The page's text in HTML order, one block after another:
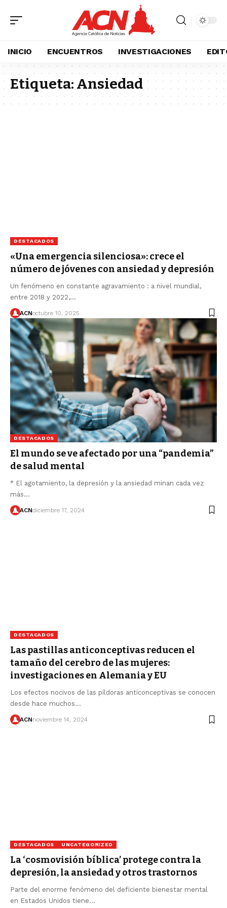
INICIO ENCUENTROS INVESTIGACIONES
Etiqueta: Ansiedad
DESTACADOS
«Una emergencia silenciosa»: crece el
número de jóvenes con ansiedad y depresión
Un fenómeno en constante agravamiento : a nivel mundial,
entre 2018 y 2022,…
ACNoctubre 10, 2025
DESTACADOS
El mundo se ve afectado por una “pandemia”
de salud mental
* El agotamiento, la depresión y la ansiedad minan cada vez
más…
ACNdiciembre 17, 2024
DESTACADOS
Las pastillas anticonceptivas reducen el
tamaño del cerebro de las mujeres:
investigaciones en Alemania y EU
Los efectos nocivos de las píldoras anticonceptivas se conocen
desde hace muchos…
ACNnoviembre 14, 2024
DESTACADOS UNCATEGORIZED
La ‘cosmovisión bíblica’ protege contra la
depresión, la ansiedad y otros trastornos
Parte del enorme fenómeno del deficiente bienestar mental
en Estados Unidos tiene…